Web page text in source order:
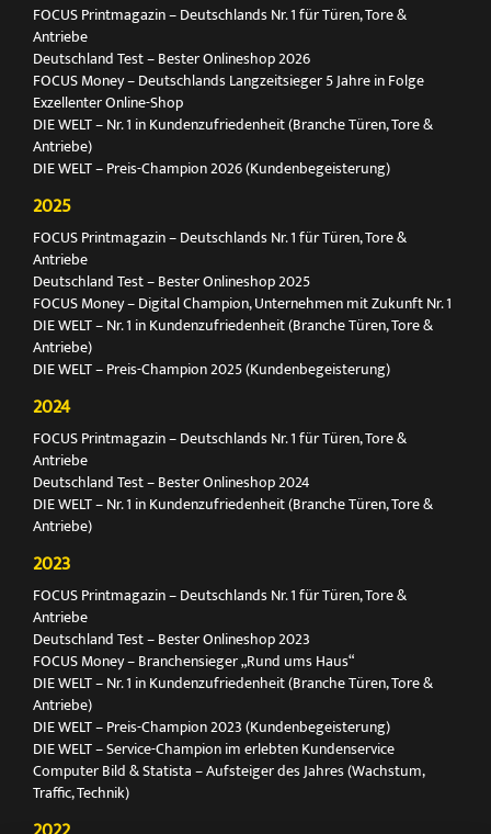
FOCUS Printmagazin – Deutschlands Nr. 1 für Türen, Tore &
Antriebe
Deutschland Test – Bester Onlineshop 2026
FOCUS Money – Deutschlands Langzeitsieger 5 Jahre in Folge
Exzellenter Online-Shop
DIE WELT – Nr. 1 in Kundenzufriedenheit (Branche Türen, Tore &
Antriebe)
DIE WELT – Preis-Champion 2026 (Kundenbegeisterung)
2025
FOCUS Printmagazin – Deutschlands Nr. 1 für Türen, Tore &
Antriebe
Deutschland Test – Bester Onlineshop 2025
FOCUS Money – Digital Champion, Unternehmen mit Zukunft Nr. 1
DIE WELT – Nr. 1 in Kundenzufriedenheit (Branche Türen, Tore &
Antriebe)
DIE WELT – Preis-Champion 2025 (Kundenbegeisterung)
2024
FOCUS Printmagazin – Deutschlands Nr. 1 für Türen, Tore &
Antriebe
Deutschland Test – Bester Onlineshop 2024
DIE WELT – Nr. 1 in Kundenzufriedenheit (Branche Türen, Tore &
Antriebe)
2023
FOCUS Printmagazin – Deutschlands Nr. 1 für Türen, Tore &
Antriebe
Deutschland Test – Bester Onlineshop 2023
FOCUS Money – Branchensieger „Rund ums Haus“
DIE WELT – Nr. 1 in Kundenzufriedenheit (Branche Türen, Tore &
Antriebe)
DIE WELT – Preis-Champion 2023 (Kundenbegeisterung)
DIE WELT – Service-Champion im erlebten Kundenservice
Computer Bild & Statista – Aufsteiger des Jahres (Wachstum,
Traffic, Technik)